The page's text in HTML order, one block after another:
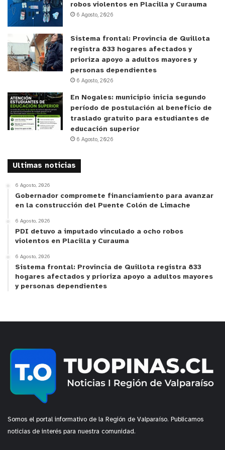
forma correcta los sistemas de evacuación de
aguas servidas, ya que
obstrucciones o rebases, se producen por el mal
uso. Además, se recordó la importancia de realizar
una mantención periódica a las redes interiores y
desgrasadoras, para prevenir la
Algunas recomendaciones
para tener en cuenta
durante este
periodoson:
No conectar los ductos de evacuación de aguas
sobrepasar la capacidad del colector.
Juntar las hojas y basura en bolsas para
depositarlas en los lugares indicados, con el fin de
prevenir obstrucciones del alcantarillado.
lluvias.
Evitar arrojar toallas, plásticos, pañales o
Denunciar el robo de tapas de alcantarillado, pues
ponen en peligro el tránsito de personas o
vehículos y aumenta el riesgo de ingreso de
objetos extraños a la red.
robos violentos en Placilla y Curauma
6 Agosto, 2026
Sistema frontal: Provincia de Quillota
registra 833 hogares afectados y
prioriza apoyo a adultos mayores y
personas dependientes
6 Agosto, 2026
En Nogales: municipio inicia segundo
período de postulación al beneficio de
traslado gratuito para estudiantes de
educación superior
6 Agosto, 2026
Ultimas noticias
6 Agosto, 2026
Gobernador compromete financiamiento para avanzar
en la construcción del Puente Colón de Limache
6 Agosto, 2026
PDI detuvo a imputado vinculado a ocho robos
violentos en Placilla y Curauma
6 Agosto, 2026
Sistema frontal: Provincia de Quillota registra 833
hogares afectados y prioriza apoyo a adultos mayores
y personas dependientes
Somos el portal informativo de la Región de Valparaíso. Publicamos
noticias de interés para nuestra comunidad.